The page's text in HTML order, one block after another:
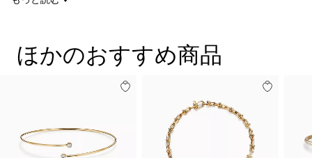
ダイヤモンド 合計 0.10カラット
ほかのおすすめ商品